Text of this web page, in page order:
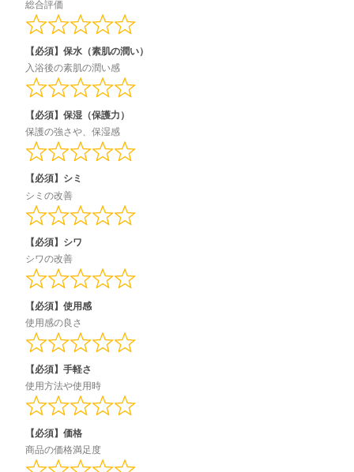
総合評価
【必須】保水（素肌の潤い）
入浴後の素肌の潤い感
【必須】保湿（保護力）
保護の強さや、保湿感
【必須】シミ
シミの改善
【必須】シワ
シワの改善
【必須】使用感
使用感の良さ
【必須】手軽さ
使用方法や使用時
【必須】価格
商品の価格満足度